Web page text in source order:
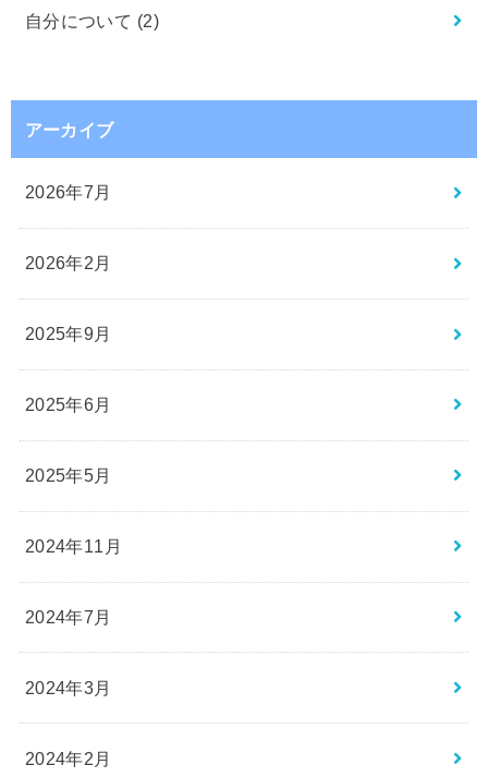
自分について (2)
アーカイブ
2026年7月
2026年2月
2025年9月
2025年6月
2025年5月
2024年11月
2024年7月
2024年3月
2024年2月